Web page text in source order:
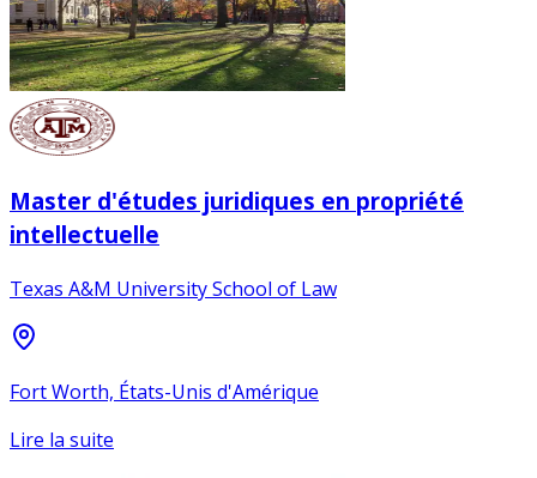
Master d'études juridiques en propriété
intellectuelle
Texas A&M University School of Law
Fort Worth, États-Unis d'Amérique
Lire la suite